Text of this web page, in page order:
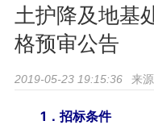
土护降及地基
格预审公告
2019-05-23 19:15:36 来源
1．招标条件